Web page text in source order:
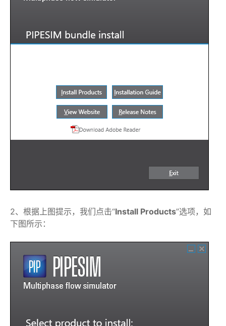
2、根据上图提示，我们点击“Install Products”选项，如
下图所示：